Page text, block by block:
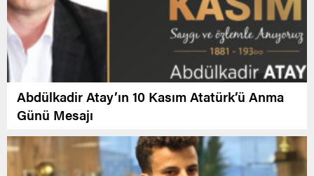
Abdülkadir Atay’ın 10 Kasım Atatürk’ü Anma
Günü Mesajı